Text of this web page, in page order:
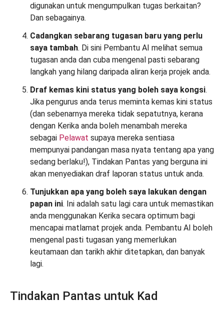
digunakan untuk mengumpulkan tugas berkaitan?
Dan sebagainya.
Cadangkan sebarang tugasan baru yang perlu
saya tambah. Di sini Pembantu AI melihat semua
tugasan anda dan cuba mengenal pasti sebarang
langkah yang hilang daripada aliran kerja projek anda.
Draf kemas kini status yang boleh saya kongsi.
Jika pengurus anda terus meminta kemas kini status
(dan sebenarnya mereka tidak sepatutnya, kerana
dengan Kerika anda boleh menambah mereka
sebagai Pelawat supaya mereka sentiasa
mempunyai pandangan masa nyata tentang apa yang
sedang berlaku!), Tindakan Pantas yang berguna ini
akan menyediakan draf laporan status untuk anda.
Tunjukkan apa yang boleh saya lakukan dengan
papan ini. Ini adalah satu lagi cara untuk memastikan
anda menggunakan Kerika secara optimum bagi
mencapai matlamat projek anda. Pembantu AI boleh
mengenal pasti tugasan yang memerlukan
keutamaan dan tarikh akhir ditetapkan, dan banyak
lagi.
Tindakan Pantas untuk Kad